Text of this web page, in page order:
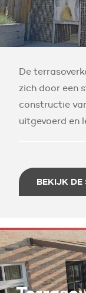
De
zich door een
constructie
uitgevoerd en
BEKIJK DE